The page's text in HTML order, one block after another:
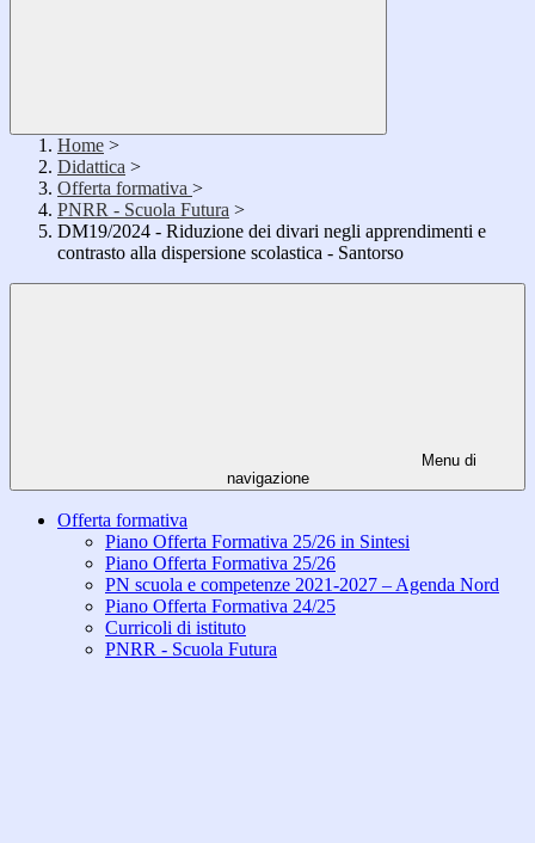
Home >
Didattica >
Offerta formativa >
PNRR - Scuola Futura >
DM19/2024 - Riduzione dei divari negli apprendimenti e
contrasto alla dispersione scolastica - Santorso
Menu di
navigazione
Offerta formativa
Piano Offerta Formativa 25/26 in Sintesi
Piano Offerta Formativa 25/26
PN scuola e competenze 2021-2027 – Agenda Nord
Piano Offerta Formativa 24/25
Curricoli di istituto
PNRR - Scuola Futura